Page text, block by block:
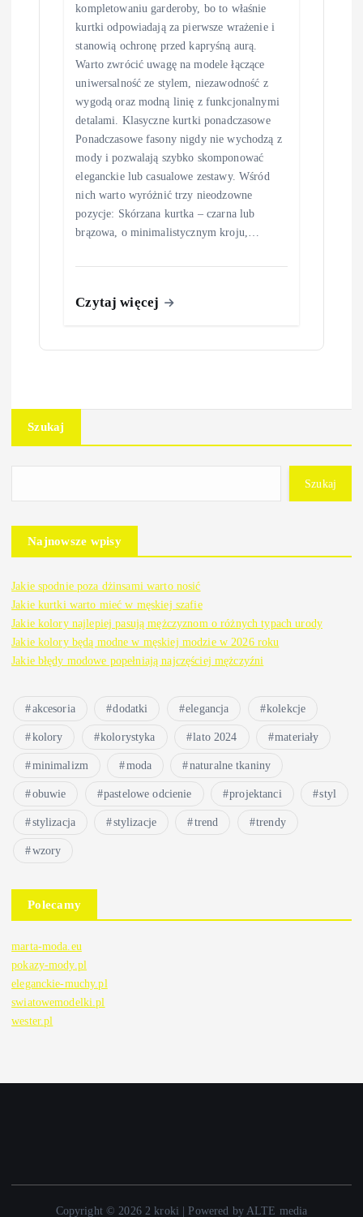
kompletowaniu garderoby, bo to właśnie
kurtki odpowiadają za pierwsze wrażenie i
stanowią ochronę przed kapryśną aurą.
Warto zwrócić uwagę na modele łączące
uniwersalność ze stylem, niezawodność z
wygodą oraz modną linię z funkcjonalnymi
detalami. Klasyczne kurtki ponadczasowe
Ponadczasowe fasony nigdy nie wychodzą z
mody i pozwalają szybko skomponować
eleganckie lub casualowe zestawy. Wśród
nich warto wyróżnić trzy nieodzowne
pozycje: Skórzana kurtka – czarna lub
brązowa, o minimalistycznym kroju,…
Czytaj więcej
Szukaj
Szukaj
Najnowsze wpisy
Jakie spodnie poza dżinsami warto nosić
Jakie kurtki warto mieć w męskiej szafie
Jakie kolory najlepiej pasują mężczyznom o różnych typach urody
Jakie kolory będą modne w męskiej modzie w 2026 roku
Jakie błędy modowe popełniają najczęściej mężczyźni
akcesoria dodatki elegancja kolekcje
kolory kolorystyka lato 2024 materiały
minimalizm moda naturalne tkaniny
obuwie pastelowe odcienie projektanci styl
stylizacja stylizacje trend trendy
wzory
Polecamy
marta-moda.eu
pokazy-mody.pl
eleganckie-muchy.pl
swiatowemodelki.pl
wester.pl
Copyright © 2026 2 kroki | Powered by ALTE media